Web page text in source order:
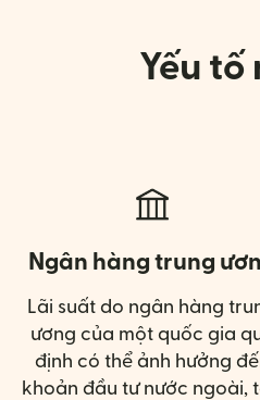
Yếu
Ngân hàng trung
Lãi suất do ngân hàng
ương của một quốc gia
định có thể ảnh hưởng
khoản đầu tư nước ngoài,